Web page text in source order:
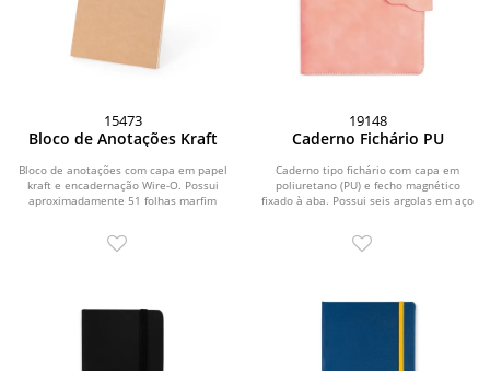
15473
Bloco de Anotações Kraft
Bloco de anotações com capa em papel
kraft e encadernação Wire-O. Possui
aproximadamente 51 folhas marfim
19148
Caderno Fichário PU
Caderno tipo fichário com capa em
poliuretano (PU) e fecho magnético
fixado à aba. Possui seis argolas em aço